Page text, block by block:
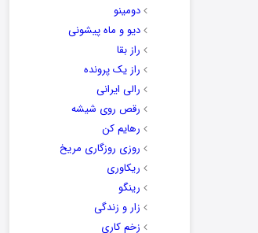
دومینو
دیو و ماه پیشونی
راز بقا
راز یک پرونده
رالی ایرانی
رقص روی شیشه
رهایم کن
روزی روزگاری مریخ
ریکاوری
رینگو
زار و زندگی
زخم کاری